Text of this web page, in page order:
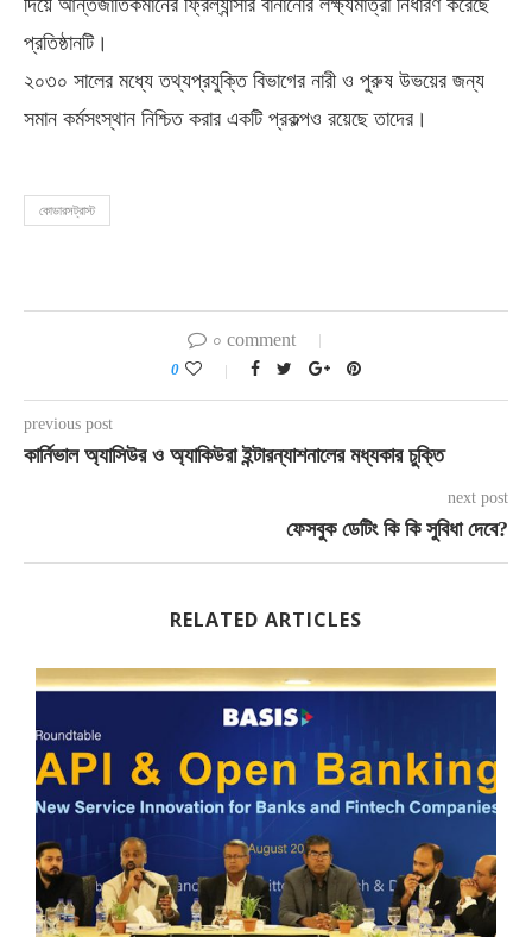
দিয়ে আন্তর্জাতিকমানের ফ্রিল্যান্সার বানানোর লক্ষ্যমাত্রা নির্ধারণ করেছে
প্রতিষ্ঠানটি।
২০৩০ সালের মধ্যে তথ্যপ্রযুক্তি বিভাগের নারী ও পুরুষ উভয়ের জন্য
সমান কর্মসংস্থান নিশ্চিত করার একটি প্রকল্পও রয়েছে তাদের।
কোডারসট্রাস্ট
০ comment
0
previous post
কার্নিভাল অ্যাসিউর ও অ্যাকিউরা ইন্টারন্যাশনালের মধ্যকার চুক্তি
next post
ফেসবুক ডেটিং কি কি সুবিধা দেবে?
RELATED ARTICLES